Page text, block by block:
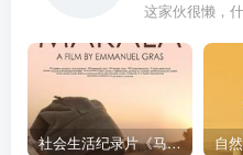
这家伙很懒，
社会生活纪录片《马加拉 Makala》下载